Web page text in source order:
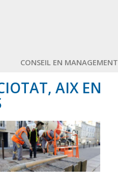
CONSEIL EN MANAGEMENT
AIX EN